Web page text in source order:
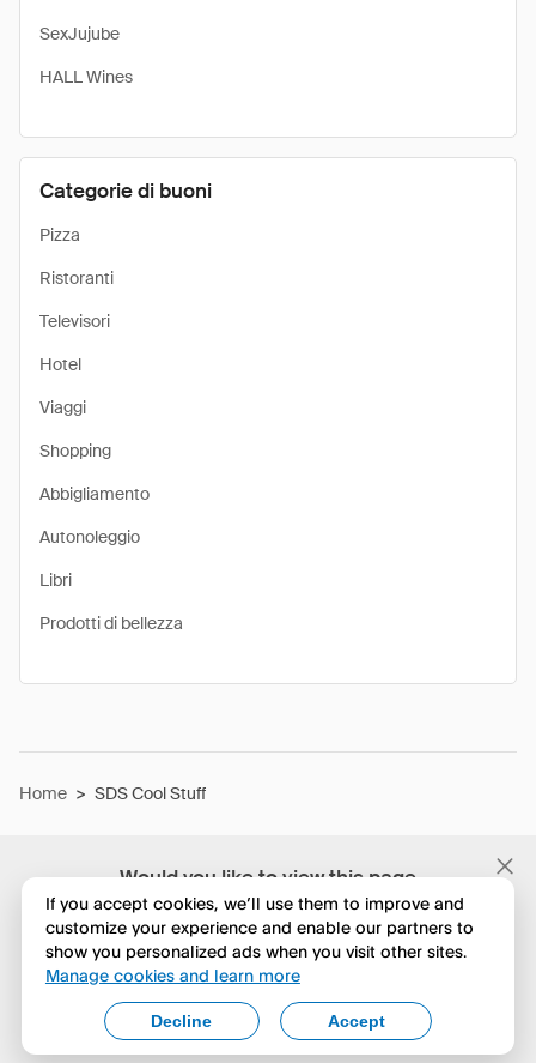
Would you like to view this page
in English?
No, continua a esplorare
Yes, change to English
SexJujube
HALL Wines
Categorie di buoni
Pizza
Ristoranti
Televisori
Hotel
Viaggi
Shopping
Abbigliamento
Autonoleggio
Libri
Prodotti di bellezza
Home > SDS Cool Stuff
If you accept cookies, we’ll use them to improve and
customize your experience and enable our partners to
show you personalized ads when you visit other sites.
Manage cookies and learn more
Accept
Decline